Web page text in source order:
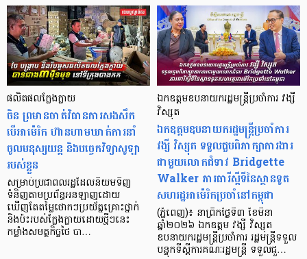
ផលិតផលក្លែងក្លាយ
ចិន ព្រមានចាត់វិធានការសងសឹក
បើអាម៉េរិក ហ៊ានហាមឃាត់ការនាំ
ចូលមនុស្សយន្ត និងបច្ចេកវិទ្យាសូឡា
របស់ខ្លួន
សម្រាប់ប្រជាពលរដ្ឋ​ដែលនិយមទិញ
ទំនិញតាមប្រព័ន្ធអនឡាញដោយ
ឃើញតែតម្លៃថោកៗប្រយ័ត្នគ្រោះថ្នាក់
និងប៉ះរបស់ក្លែងក្លាយដោយថ្មីៗនេះ
កម្លាំងសមត្ថកិច្ចថៃ បា…
ឯកឧត្តមឧបនាយករដ្ឋមន្ត្រីប្រចាំការ វង្សី
វិស្សុត
ឯកឧត្តមឧបនាយករដ្ឋមន្ត្រីប្រចាំការ
វង្សី វិស្សុត ទទួលជួបពិភាក្សាការងារ
ជាមួយលោកជំទាវ Bridgette
Walker ភារធារីស្តីទីនៃស្ថានទូត
សហរដ្ឋអាម៉េរិកប្រចាំនៅកម្ពុជា
(ភ្នំពេញ)៖ នាព្រឹកថ្ងៃទី៣ ខែមីនា
ឆ្នាំ២០២៦ ឯកឧត្តម វង្សី វិស្សុត
ឧបនាយករដ្ឋមន្ត្រីប្រចាំការ រដ្ឋមន្ត្រីទទួល
បន្ទុកទីស្ដីការគណៈរដ្ឋមន្ត្រី ទទួលជួ…